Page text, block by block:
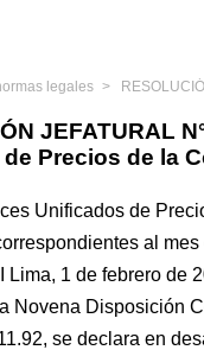
legales RESOLUCIÓN
JEFATURAL
Precios de la
Unificados de
al
Lima, 1 de febrero de
Novena Disposición
se declara en